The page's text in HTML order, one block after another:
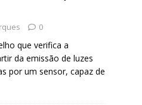
0
que verifica a
da emissão de luzes
por um sensor, capaz de